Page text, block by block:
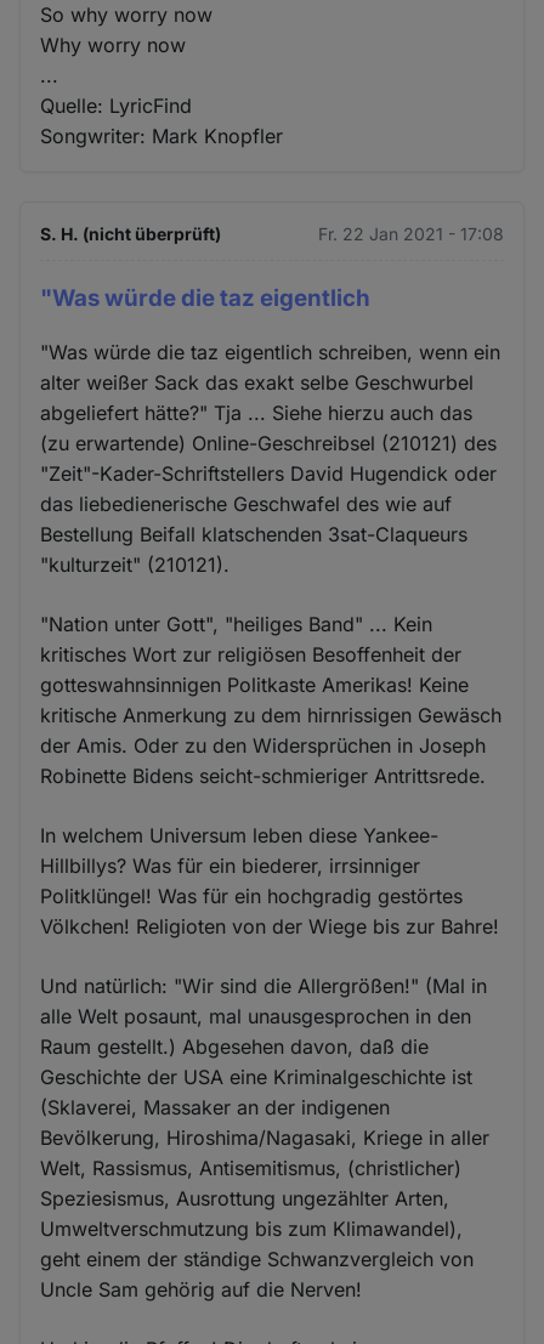
So why worry now
Why worry now
...
Quelle: LyricFind
Songwriter: Mark Knopfler
S. H. (nicht überprüft) Fr. 22 Jan 2021 - 17:08
"Was würde die taz eigentlich
"Was würde die taz eigentlich schreiben, wenn ein
alter weißer Sack das exakt selbe Geschwurbel
abgeliefert hätte?" Tja ... Siehe hierzu auch das
(zu erwartende) Online-Geschreibsel (210121) des
"Zeit"-Kader-Schriftstellers David Hugendick oder
das liebedienerische Geschwafel des wie auf
Bestellung Beifall klatschenden 3sat-Claqueurs
"kulturzeit" (210121).
"Nation unter Gott", "heiliges Band" ... Kein
kritisches Wort zur religiösen Besoffenheit der
gotteswahnsinnigen Politkaste Amerikas! Keine
kritische Anmerkung zu dem hirnrissigen Gewäsch
der Amis. Oder zu den Widersprüchen in Joseph
Robinette Bidens seicht-schmieriger Antrittsrede.
In welchem Universum leben diese Yankee-
Hillbillys? Was für ein biederer, irrsinniger
Politklüngel! Was für ein hochgradig gestörtes
Völkchen! Religioten von der Wiege bis zur Bahre!
Und natürlich: "Wir sind die Allergrößen!" (Mal in
alle Welt posaunt, mal unausgesprochen in den
Raum gestellt.) Abgesehen davon, daß die
Geschichte der USA eine Kriminalgeschichte ist
(Sklaverei, Massaker an der indigenen
Bevölkerung, Hiroshima/Nagasaki, Kriege in aller
Welt, Rassismus, Antisemitismus, (christlicher)
Speziesismus, Ausrottung ungezählter Arten,
Umweltverschmutzung bis zum Klimawandel),
geht einem der ständige Schwanzvergleich von
Uncle Sam gehörig auf die Nerven!